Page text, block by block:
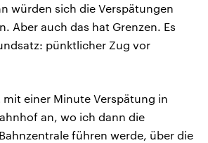
würden sich die Verspätungen
Aber auch das hat Grenzen. Es
pünktlicher Zug vor
einer Minute Verspätung in
an, wo ich dann die
führen werde, über die